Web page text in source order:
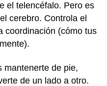
el telencéfalo. Pero es
cerebro. Controla el
coordinación (cómo tus
mantenerte de pie,
de un lado a otro.